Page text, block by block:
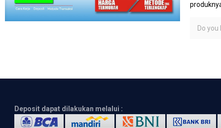
Do you
Deposit dapat dilakukan melalui :